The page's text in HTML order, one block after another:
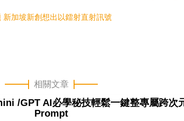
加坡新創想出以鐳射直射訊號
相關文章
/GPT AI必學秘技輕鬆一鍵整專屬跨次
Prompt